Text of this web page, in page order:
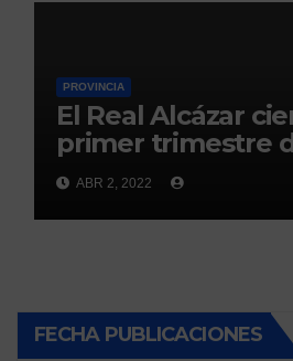
PROVINCIA
El Real Alcázar
primer trimestre
300.000 visitas
ABR 2, 2022
FECHA PUBLICACIONES